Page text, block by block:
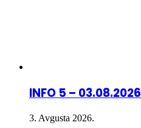
INFO 5 – 03.08.2026
3. Avgusta 2026.